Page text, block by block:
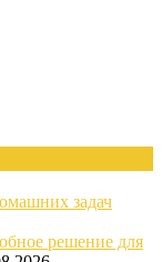
задач
решение для